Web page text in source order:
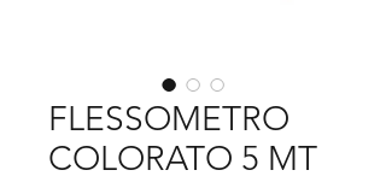
FLESSOMETRO
COLORATO 5 MT